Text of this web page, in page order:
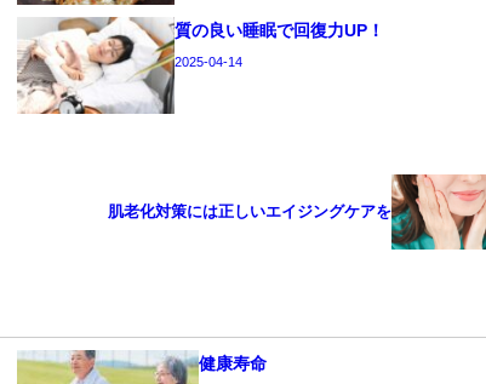
質の良い睡眠で回復力UP！
2025-04-14
肌老化対策には正しいエイジングケアを
健康寿命